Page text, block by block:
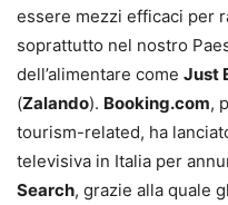
essere mezzi efficaci per
soprattutto nel nostro
dell’alimentare come Just
(Zalando). Booking.com,
tourism-related, ha
televisiva in Italia per
Search, grazie alla quale